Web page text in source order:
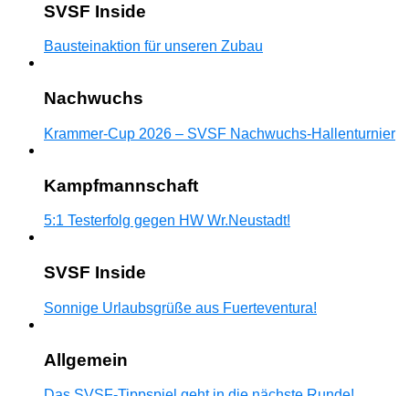
SVSF Inside
Bausteinaktion für unseren Zubau
Nachwuchs
Krammer-Cup 2026 – SVSF Nachwuchs-Hallenturnier
Kampfmannschaft
5:1 Testerfolg gegen HW Wr.Neustadt!
SVSF Inside
Sonnige Urlaubsgrüße aus Fuerteventura!
Allgemein